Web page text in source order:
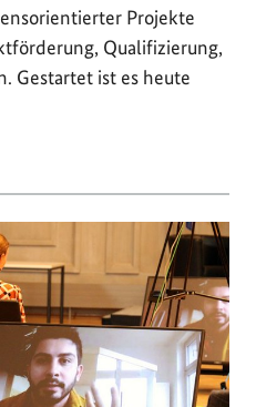
Projekte
Qualifizierung,
Gestartet ist es heute